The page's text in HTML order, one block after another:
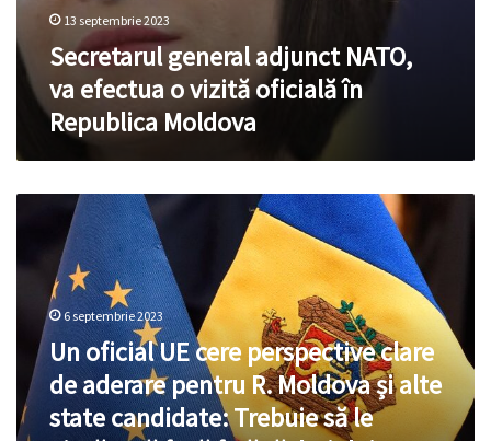
13 septembrie 2023
Secretarul general adjunct NATO,
va efectua o vizită oficială în
Republica Moldova
perspective
clare
aderare
pentru
R.
Moldova
6 septembrie 2023
Un oficial UE cere perspective clare
de aderare pentru R. Moldova și alte
state candidate: Trebuie să le